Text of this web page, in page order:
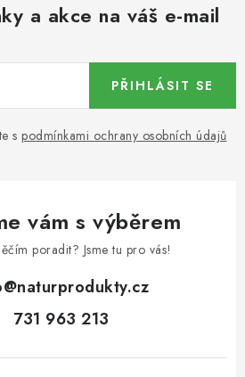
OŘECHY / KEŠU OŘECHY
(ARAŠÍDY) /
BLANŠÍROVANÁ
a akce na váš e-mail
s podmínkami ochrany osobních údajů
PŘIHLÁSIT SE
vám s výběrem
poradit? Jsme tu pro vás!
@naturprodukty.cz
731 963 213